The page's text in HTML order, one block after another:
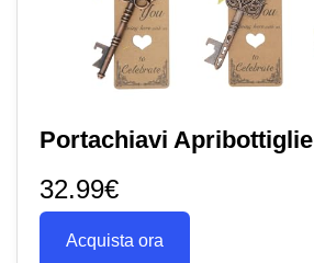
Portachiavi Apribottiglie
32.99€
Acquista ora